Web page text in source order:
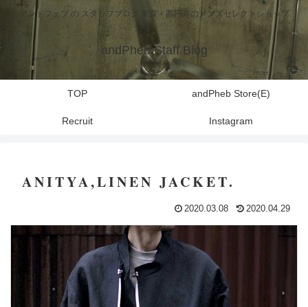
アンドフェブ の スタッフブログ 東京・高円寺のメンズセレクトショップ
andPheb Staff Blog
TOP andPheb Store(E)
Recruit Instagram
ANITYA,LINEN JACKET.
2020.03.08 2020.04.29